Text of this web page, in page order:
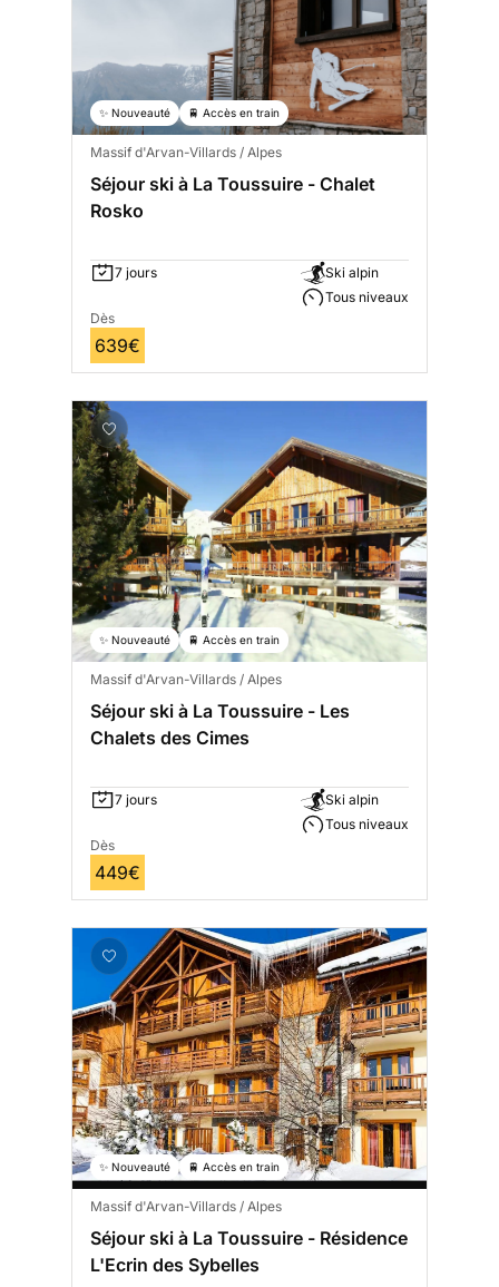
✨ Nouveauté 🚆 Accès en train
Massif d'Arvan-Villards / Alpes
Séjour ski à La Toussuire - Chalet
Rosko
7 jours
Ski alpin
Tous niveaux
Dès
639€
✨ Nouveauté 🚆 Accès en train
Massif d'Arvan-Villards / Alpes
Séjour ski à La Toussuire - Les
Chalets des Cimes
7 jours
Ski alpin
Tous niveaux
Dès
449€
✨ Nouveauté 🚆 Accès en train
Massif d'Arvan-Villards / Alpes
Séjour ski à La Toussuire - Résidence
L'Ecrin des Sybelles